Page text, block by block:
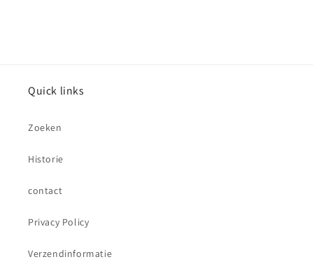
Quick links
Zoeken
Historie
contact
Privacy Policy
Verzendinformatie